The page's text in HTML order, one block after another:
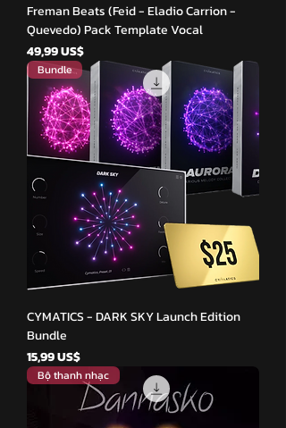
Freman Beats (Feid - Eladio Carrion -
Quevedo) Pack Template Vocal
Giá
49,99 US$
Bundle
CYMATICS - DARK SKY Launch Edition
Bundle
Giá
15,99 US$
Bộ thanh nhạc